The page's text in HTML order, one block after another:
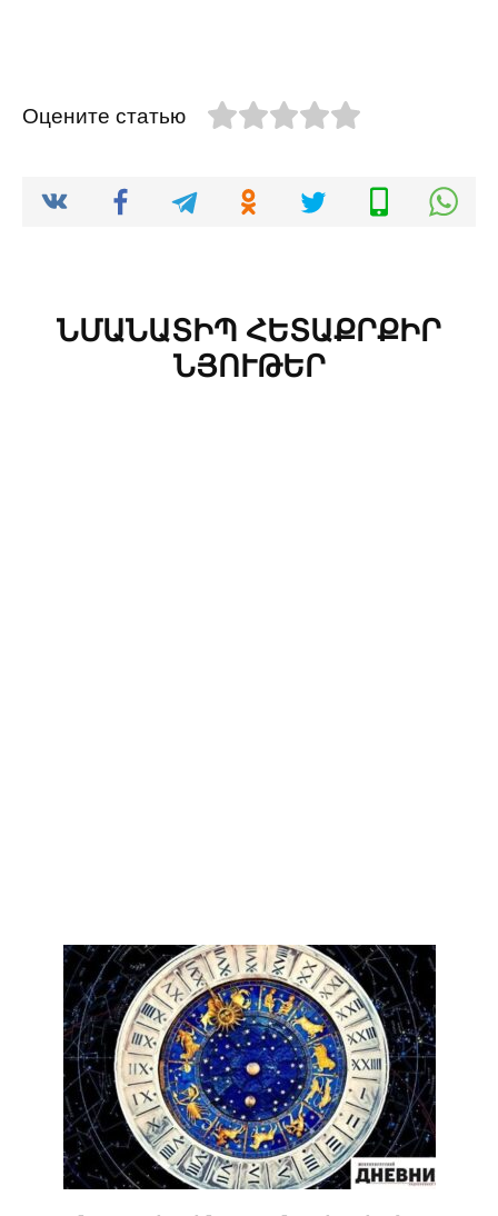
Оцените статью
ՆՄԱՆԱՏԻՊ ՀԵՏԱՔՐՔԻՐ
ՆՅՈՒԹԵՐ